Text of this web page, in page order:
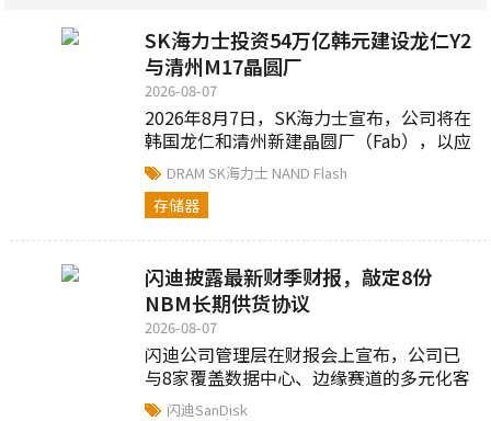
SK海力士投资54万亿韩元建设龙仁Y2
与清州M17晶圆厂
2026-08-07
2026年8月7日，SK海力士宣布，公司将在
韩国龙仁和清州新建晶圆厂（Fab），以应
对AI时代持续增长的存储器需求...
DRAMSK海力士 NAND Flash
存储器
闪迪披露最新财季财报，敲定8份
NBM长期供货协议
2026-08-07
闪迪公司管理层在财报会上宣布，公司已
与8家覆盖数据中心、边缘赛道的多元化客
户达成NBM长期协议...
闪迪SanDisk